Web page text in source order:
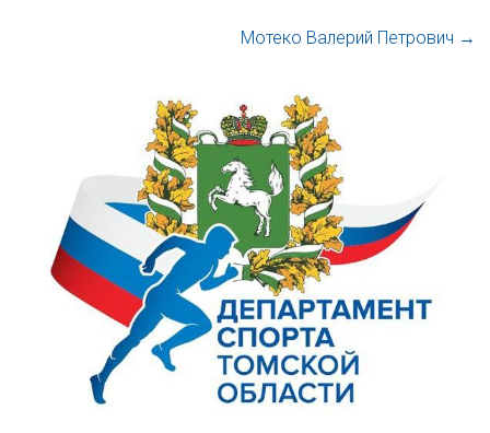
Мотеко Валерий Петрович →